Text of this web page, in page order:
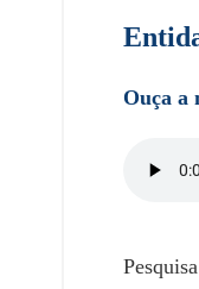
Ouça a